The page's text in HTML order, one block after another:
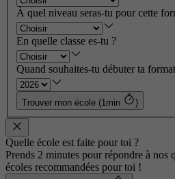
À quel niveau seras-tu pour cette
En quelle classe es-tu ?
Quand souhaites-tu débuter ta
Trouver mon école (1min )
Quelle école est faite pour toi ?
Prends 2 minutes pour répondre à nos
écoles recommandées pour toi !